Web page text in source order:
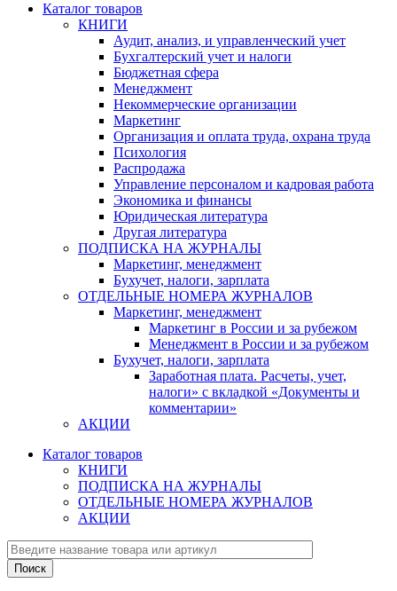
Каталог товаров
КНИГИ
Аудит, анализ, и управленческий учет
Бухгалтерский учет и налоги
Бюджетная сфера
Менеджмент
Некоммерческие организации
Маркетинг
Организация и оплата труда, охрана труда
Психология
Распродажа
Управление персоналом и кадровая работа
Экономика и финансы
Юридическая литература
Другая литература
ПОДПИСКА НА ЖУРНАЛЫ
Маркетинг, менеджмент
Бухучет, налоги, зарплата
ОТДЕЛЬНЫЕ НОМЕРА ЖУРНАЛОВ
Маркетинг, менеджмент
Маркетинг в России и за рубежом
Менеджмент в России и за рубежом
Бухучет, налоги, зарплата
Заработная плата. Расчеты, учет,
налоги» с вкладкой «Документы и
комментарии»
АКЦИИ
Каталог товаров
КНИГИ
ПОДПИСКА НА ЖУРНАЛЫ
ОТДЕЛЬНЫЕ НОМЕРА ЖУРНАЛОВ
АКЦИИ